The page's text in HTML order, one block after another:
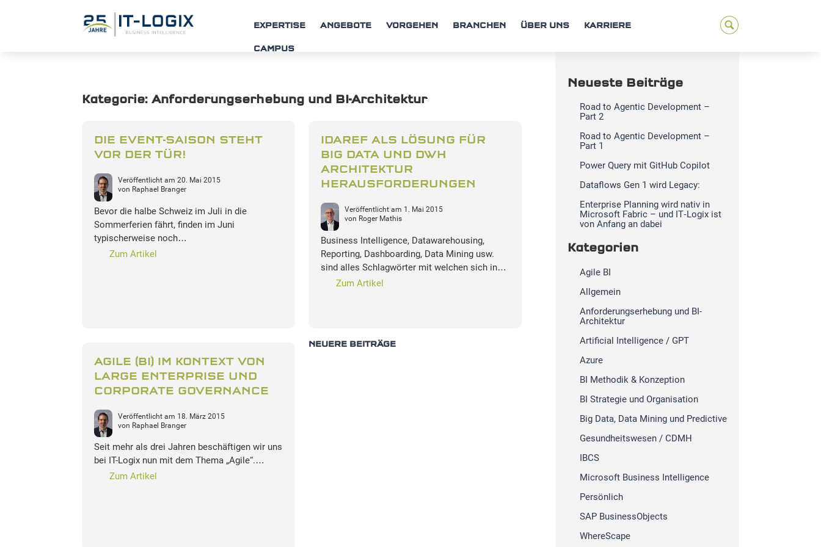
EXPERTISE ANGEBOTE VORGEHEN BRANCHEN ÜBER UNS KARRIERE
CAMPUS
Kategorie:Anforderungserhebung und BI-Architektur
DIE EVENT-SAISON STEHT
VOR DER TÜR!
Veröffentlicht am20. Mai 2015
von Raphael Branger
Bevor die halbe Schweiz im Juli in die
Sommerferien fährt, finden im Juni
typischerweise noch…
Zum Artikel
IDAREF ALS LÖSUNG FÜR
BIG DATA UND DWH
ARCHITEKTUR
HERAUSFORDERUNGEN
Veröffentlicht am 1. Mai 2015
von Roger Mathis
Business Intelligence, Datawarehousing,
Reporting, Dashboarding, Data Mining usw.
sind alles Schlagwörter mit welchen sich in…
Zum Artikel
AGILE (BI) IM KONTEXT VON
LARGE ENTERPRISE UND
CORPORATE GOVERNANCE
Veröffentlicht am 18. März 2015
von Raphael Branger
Seit mehr als drei Jahren beschäftigen wir uns
bei IT-Logix nun mit dem Thema „Agile“.…
Zum Artikel
NEUERE BEITRÄGE
Neueste Beiträge
Road to Agentic Development –
Part 2
Road to Agentic Development –
Part 1
Power Query mit GitHub Copilot
Dataflows Gen 1 wird Legacy:
Enterprise Planning wird nativ in
Microsoft Fabric – und IT‑Logix ist
von Anfang an dabei
Kategorien
Agile BI
Allgemein
Anforderungserhebung und BI-
Architektur
Artificial Intelligence / GPT
Azure
BI Methodik & Konzeption
BI Strategie und Organisation
Big Data, Data Mining und Predictive
Gesundheitswesen / CDMH
IBCS
Microsoft Business Intelligence
Persönlich
SAP BusinessObjects
WhereScape